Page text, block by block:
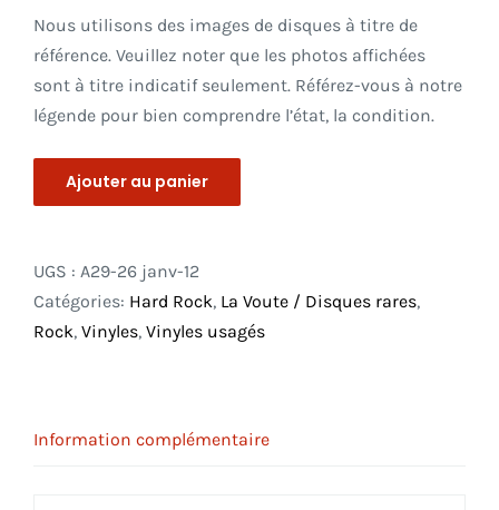
Nous utilisons des images de disques à titre de
référence. Veuillez noter que les photos affichées
sont à titre indicatif seulement. Référez-vous à notre
légende pour bien comprendre l’état, la condition.
Ajouter au panier
UGS : A29-26 janv-12
Catégories: Hard Rock, La Voute / Disques rares,
Rock, Vinyles, Vinyles usagés
Information complémentaire